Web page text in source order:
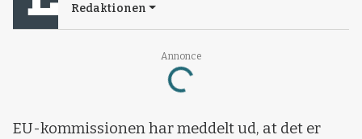
Annonce
Loading...
Redaktionen
EU-kommissionen har meddelt ud, at det er